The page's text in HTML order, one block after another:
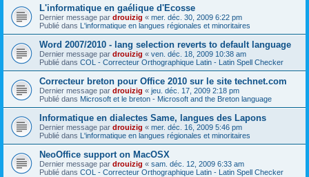
L'informatique en gaélique d'Ecosse
Dernier message par drouizig « mer. déc. 30, 2009 6:22 pm
Publié dans L'informatique en langues régionales et minoritaires
Word 2007/2010 - lang selection reverts to default language
Dernier message par drouizig « ven. déc. 18, 2009 10:38 am
Publié dans COL - Correcteur Orthographique Latin - Latin Spell Checker
Correcteur breton pour Office 2010 sur le site technet.com
Dernier message par drouizig « jeu. déc. 17, 2009 2:18 pm
Publié dans Microsoft et le breton - Microsoft and the Breton language
Informatique en dialectes Same, langues des Lapons
Dernier message par drouizig « mer. déc. 16, 2009 5:46 pm
Publié dans L'informatique en langues régionales et minoritaires
NeoOffice support on MacOSX
Dernier message par drouizig « sam. déc. 12, 2009 6:33 am
Publié dans COL - Correcteur Orthographique Latin - Latin Spell Checker